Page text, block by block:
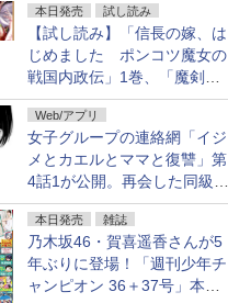
本日発売 試し読み
【試し読み】「信長の嫁、は
じめました ポンコツ魔女の
戦国内政伝」1巻、「魔剣の
花嫁 -ヴァルキュリア-」1巻
本日発売
Web/アプリ
女子グループの連絡網「イジ
メとカエルとママと復讐」第
4話1が公開。再会した同級生
は……
本日発売 雑誌
乃木坂46・賀喜遥香さんが5
年ぶりに登場！「週刊少年チ
ャンピオン 36＋37号」本日